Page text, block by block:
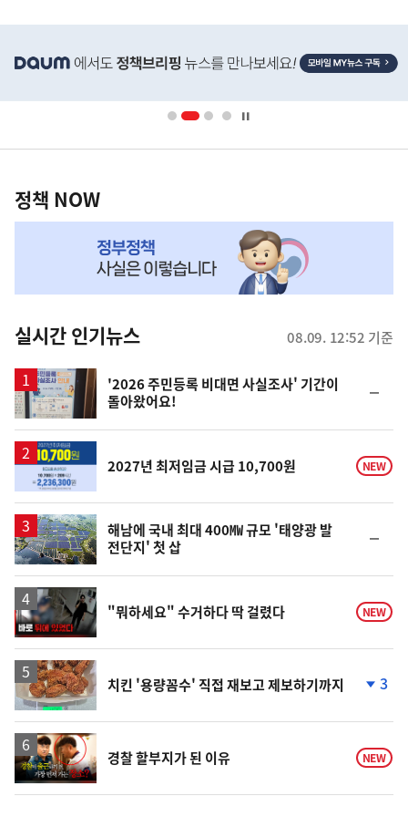
단
영
책
NOW,
뉴
스
정책 NOW
실시간 인기뉴스 08.09. 12:52 기준
'2026 주민등록 비대면 사실조사' 기간이
돌아왔어요!
일
2027년 최저임금 시급 10,700원 NEW
해남에 국내 최대 400㎿ 규모 '태양광 발
전단지' 첫 삽
일
영
상
"뭐하세요" 수거하다 딱 걸렸다 NEW
치킨 '용량꼼수' 직접 재보고 제보하기까지
하
락
3
영
상
경찰 할부지가 된 이유 NEW